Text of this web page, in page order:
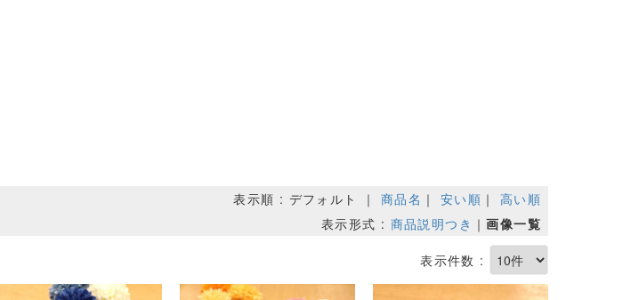
表示順 : デフォルト ｜ 商品名 ｜ 安い順 ｜ 高い順
表示形式 : 商品説明つき ｜画像一覧
表示件数 :